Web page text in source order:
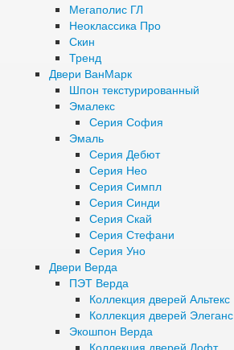
Мегаполис ГЛ
Неоклассика Про
Скин
Тренд
Двери ВанМарк
Шпон текстурированный
Эмалекс
Серия София
Эмаль
Серия Дебют
Серия Нео
Серия Симпл
Серия Синди
Серия Скай
Серия Стефани
Серия Уно
Двери Верда
ПЭТ Верда
Коллекция дверей Альтекс
Коллекция дверей Элеганс
Экошпон Верда
Коллекция дверей Лофт